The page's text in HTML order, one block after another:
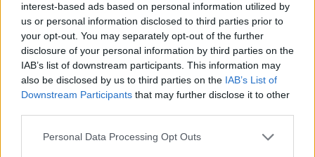
interest-based ads based on personal information utilized by
us or personal information disclosed to third parties prior to
your opt-out. You may separately opt-out of the further
disclosure of your personal information by third parties on the
IAB’s list of downstream participants. This information may
also be disclosed by us to third parties on the IAB’s List of
Downstream Participants that may further disclose it to other
Personal Data Processing Opt Outs
27 Ottobre 2025 alle ore 10:49
·Ti stimo· Rispondi
Vaccata
pecos livello 13
7 Settembre 2025- 3.639 visualizzazioni